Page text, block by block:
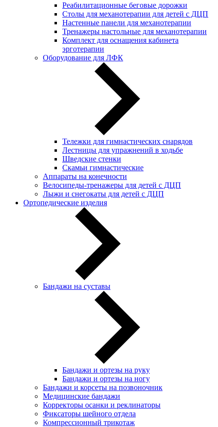
Реабилитационные беговые дорожки
Столы для механотерапии для детей с ДЦП
Настенные панели для механотерапии
Тренажеры настольные для механотерапии
Комплект для оснащения кабинета
эрготерапии
Оборудование для ЛФК
Тележки для гимнастических снарядов
Лестницы для упражнений в ходьбе
Шведские стенки
Скамьи гимнастические
Аппараты на конечности
Велосипеды-тренажеры для детей с ДЦП
Лыжи и снегокаты для детей с ДЦП
Ортопедические изделия
Бандажи на суставы
Бандажи и ортезы на руку
Бандажи и ортезы на ногу
Бандажи и корсеты на позвоночник
Медицинские бандажи
Корректоры осанки и реклинаторы
Фиксаторы шейного отдела
Компрессионный трикотаж